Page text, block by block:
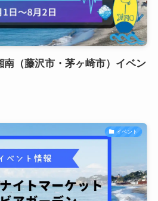
南（藤沢市・茅ヶ崎市）イベン
イベント